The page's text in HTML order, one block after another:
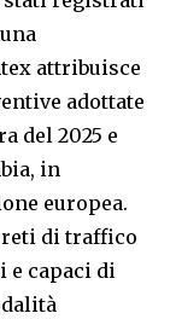
attribuisce
adottate
del 2025 e
in
europea.
reti di traffico
e capaci di